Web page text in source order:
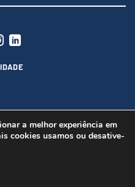
a melhor experiência em
cookies usamos ou desative-